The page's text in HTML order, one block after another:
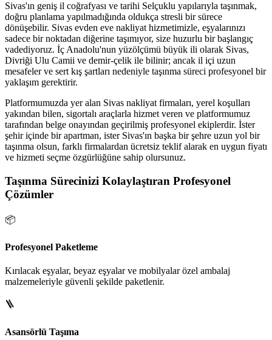
Sivas'ın geniş il coğrafyası ve tarihi Selçuklu yapılarıyla taşınmak,
doğru planlama yapılmadığında oldukça stresli bir sürece
dönüşebilir. Sivas evden eve nakliyat hizmetimizle, eşyalarınızı
sadece bir noktadan diğerine taşımıyor, size huzurlu bir başlangıç
vadediyoruz. İç Anadolu'nun yüzölçümü büyük ili olarak Sivas,
Divriği Ulu Camii ve demir-çelik ile bilinir; ancak il içi uzun
mesafeler ve sert kış şartları nedeniyle taşınma süreci profesyonel bir
yaklaşım gerektirir.
Platformumuzda yer alan Sivas nakliyat firmaları, yerel koşulları
yakından bilen, sigortalı araçlarla hizmet veren ve platformumuz
tarafından belge onayından geçirilmiş profesyonel ekiplerdir. İster
şehir içinde bir apartman, ister Sivas'ın başka bir şehre uzun yol bir
taşınma olsun, farklı firmalardan ücretsiz teklif alarak en uygun fiyatı
ve hizmeti seçme özgürlüğüne sahip olursunuz.
Taşınma Sürecinizi Kolaylaştıran Profesyonel
Çözümler
📦
Profesyonel Paketleme
Kırılacak eşyalar, beyaz eşyalar ve mobilyalar özel ambalaj
malzemeleriyle güvenli şekilde paketlenir.
🪜
Asansörlü Taşıma